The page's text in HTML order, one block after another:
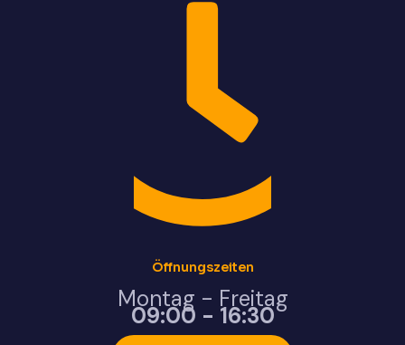
Öffnungszeiten
Montag - Freitag
09:00 - 16:30